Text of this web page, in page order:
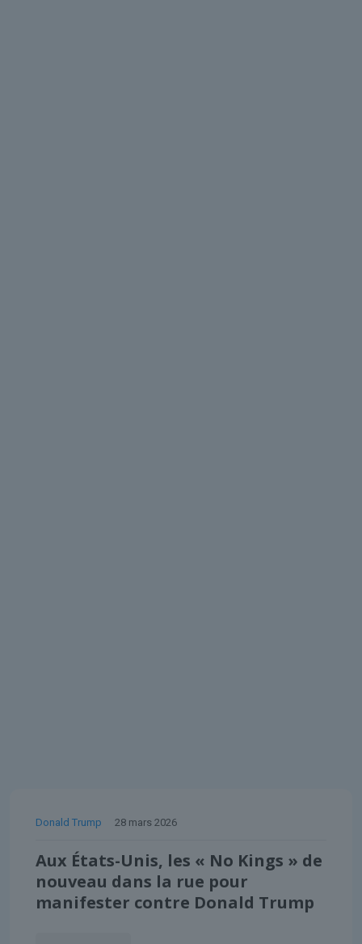
Donald Trump 28 mars 2026
Aux États-Unis, les « No Kings » de
nouveau dans la rue pour
manifester contre Donald Trump